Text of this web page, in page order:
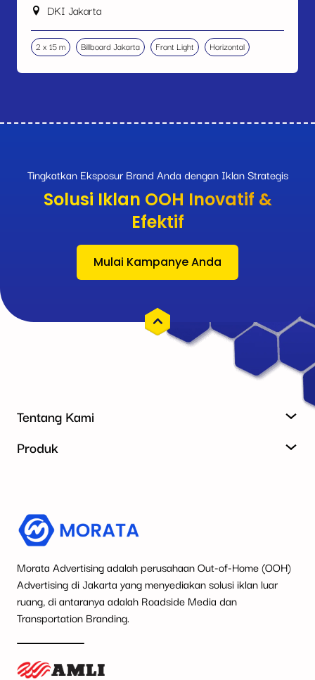
DKI Jakarta
2 x 15 m Billboard Jakarta Front Light Horizontal
Tingkatkan Eksposur Brand Anda dengan Iklan Strategis
Solusi Iklan OOH Inovatif &
Efektif
Mulai Kampanye Anda
Tentang Kami
Produk
Morata Advertising adalah perusahaan Out-of-Home (OOH)
Advertising di Jakarta yang menyediakan solusi iklan luar
ruang, di antaranya adalah Roadside Media dan
Transportation Branding.